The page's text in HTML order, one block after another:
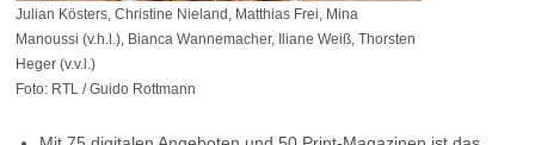
Julian Kösters, Christine Nieland, Matthias Frei, Mina
Manoussi (v.h.l.), Bianca Wannemacher, Iliane Weiß, Thorsten
Heger (v.v.l.)
Foto: RTL / Guido Rottmann